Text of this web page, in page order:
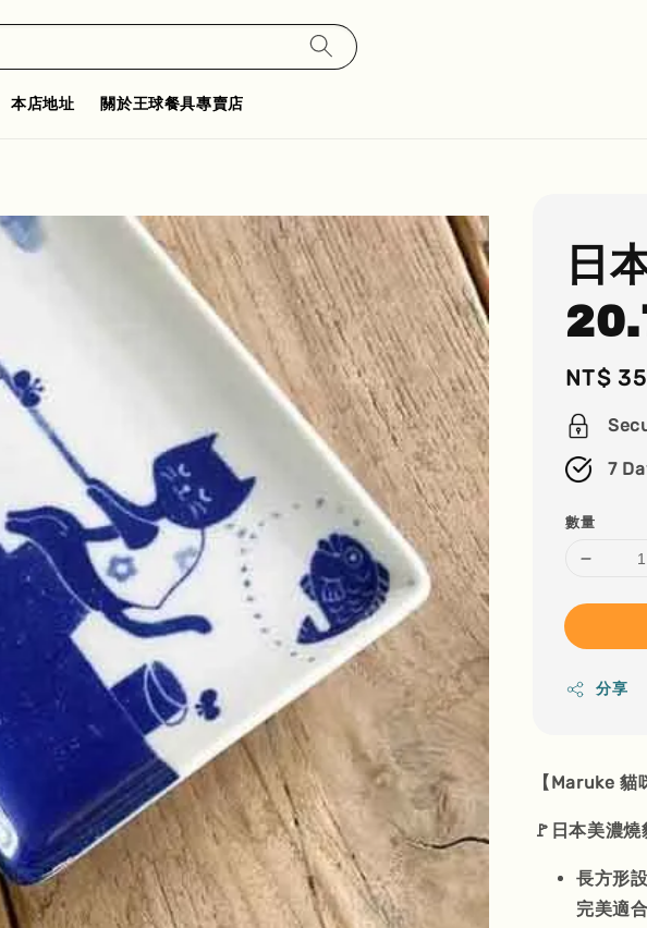
本店地址 關於王球餐具專賣店
日
price
NT$
7
數量
分享
【Maruke
🚩日本美濃
長方形
完美適